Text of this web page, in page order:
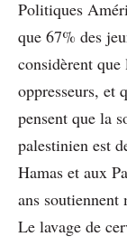
Politiques
que 67% des
considèrent
oppresseurs, et
pensent que la
palestinien est
Hamas et aux
ans soutiennent
Le lavage de